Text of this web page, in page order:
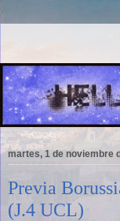
martes, 1 de noviembre
Previa
(J.4 UCL)